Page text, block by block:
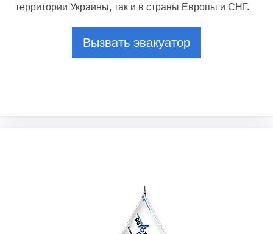
территории Украины, так и в страны Европы и СНГ.
Вызвать эвакуатор